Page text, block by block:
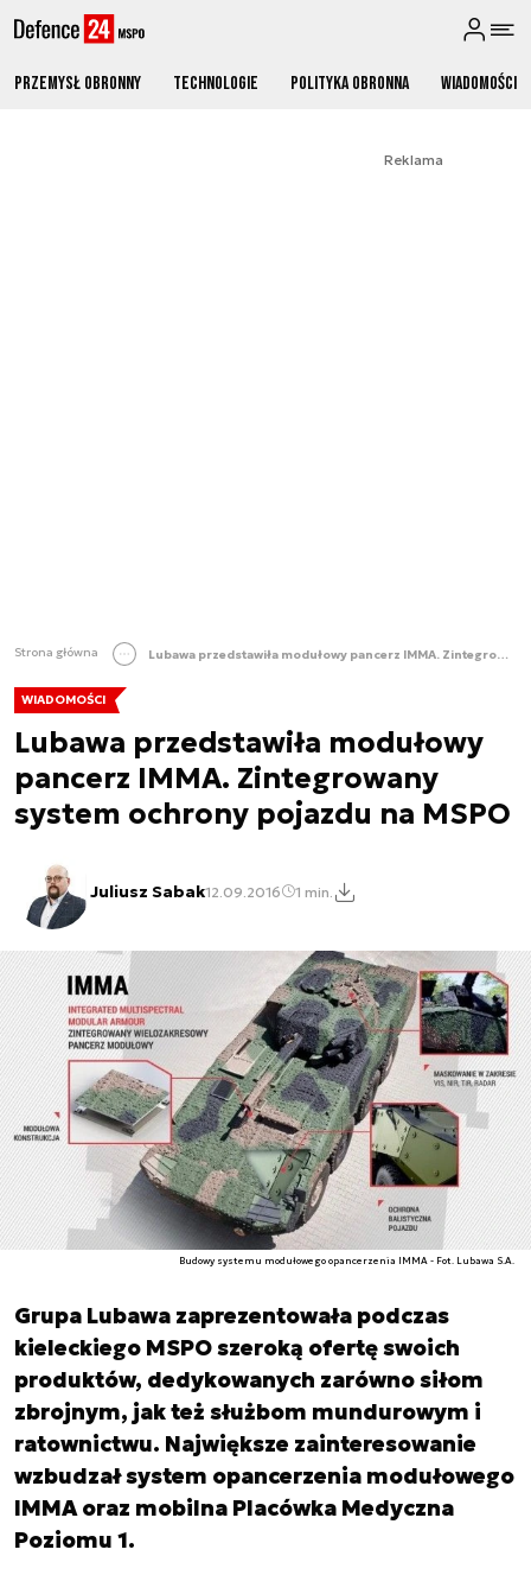
Przemysł obronny Technologie Polityka obronna Wiadomości
Reklama
Strona główna Lubawa przedstawiła modułowy pancerz IMMA. Zintegrowany system ochrony pojazdu na MSPO
WIADOMOŚCI
Lubawa przedstawiła modułowy
pancerz IMMA. Zintegrowany
system ochrony pojazdu na MSPO
Juliusz Sabak12.09.2016 1 min.
Budowy systemu modułowego opancerzenia IMMA - Fot. Lubawa S.A.
Grupa Lubawa zaprezentowała podczas
kieleckiego MSPO szeroką ofertę swoich
produktów, dedykowanych zarówno siłom
zbrojnym, jak też służbom mundurowym i
ratownictwu. Największe zainteresowanie
wzbudzał system opancerzenia modułowego
IMMA oraz mobilna Placówka Medyczna
Poziomu 1.